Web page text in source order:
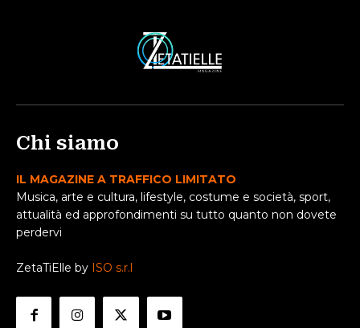
Chi siamo
IL MAGAZINE A TRAFFICO LIMITATO
Musica, arte e cultura, lifestyle, costume e società, sport,
attualità ed approfondimenti su tutto quanto non dovete
perdervi
ZetaTiElle by ISO s.r.l